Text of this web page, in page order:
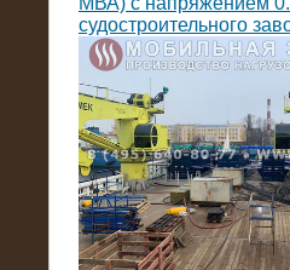
судостроительного